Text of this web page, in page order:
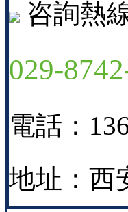
咨詢熱
029-
電話：
地址：西